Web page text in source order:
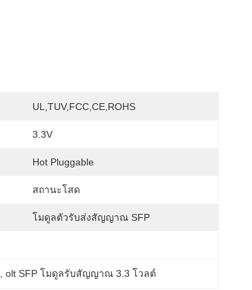
UL,TUV,FCC,CE,ROHS
3.3V
Hot Pluggable
สถานะโสด
โมดูลตัวรับส่งสัญญาณ SFP
, olt SFP โมดูลรับสัญญาณ 3.3 โวลต์